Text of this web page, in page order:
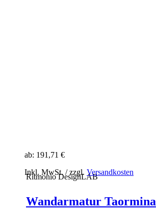
ab: 191,71 €
Inkl. MwSt. / zzgl. Versandkosten
Ritmonio DesignLAB
Wandarmatur Taormina